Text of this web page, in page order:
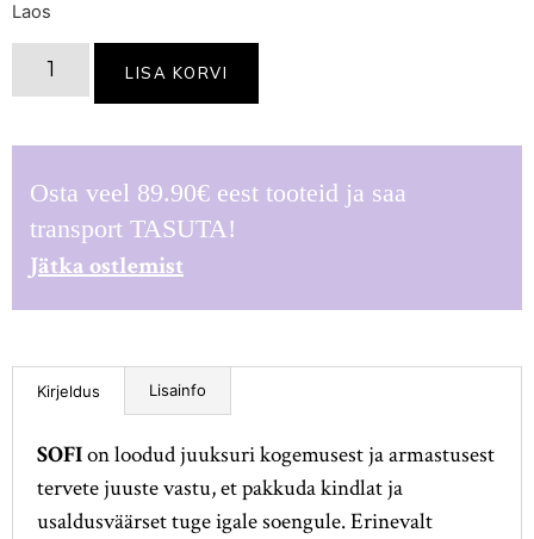
Laos
LISA KORVI
Osta veel 89.90€ eest tooteid ja saa
transport TASUTA!
Jätka ostlemist
Kirjeldus Lisainfo
SOFIon loodud juuksuri kogemusest ja armastusest
tervete juuste vastu, et pakkuda kindlat ja
usaldusväärset tuge igale soengule. Erinevalt